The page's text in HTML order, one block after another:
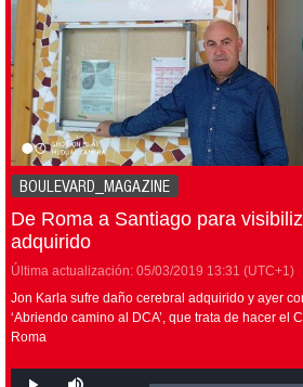
BOULEVARD_MAGAZINE
De Roma a Santiago para
adquirido
Última actualización: 05/03/2019 13:31 (UTC+1)
Jon Karla sufre daño cerebral adquirido y ayer
‘Abriendo camino al DCA’, que trata de hacer el
Roma